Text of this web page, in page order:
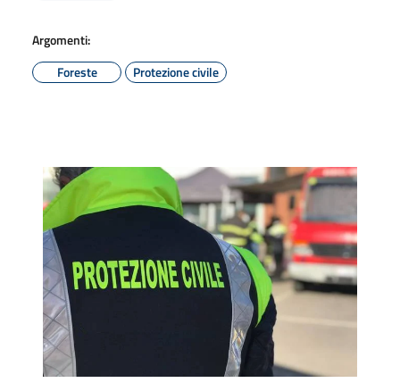
Argomenti:
Foreste
Protezione civile